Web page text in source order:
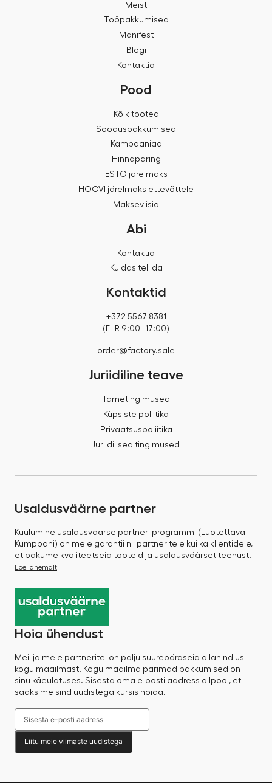
Meist
Tööpakkumised
Manifest
Blogi
Kontaktid
Pood
Kõik tooted
Sooduspakkumised
Kampaaniad
Hinnapäring
ESTO järelmaks
HOOVI järelmaks ettevõttele
Makseviisid
Abi
Kontaktid
Kuidas tellida
Kontaktid
+372 5567 8381
(E–R 9:00–17:00)
order@factory.sale
Juriidiline teave
Tarnetingimused
Küpsiste poliitika
Privaatsuspoliitika
Juriidilised tingimused
Usaldusväärne partner
Kuulumine usaldusväärse partneri programmi (Luotettava
Kumppani) on meie garantii nii partneritele kui ka klientidele,
et pakume kvaliteetseid tooteid ja usaldusväärset teenust.
Loe lähemalt
Hoia ühendust
Meil ja meie partneritel on palju suurepäraseid allahindlusi
kogu maailmast. Kogu maailma parimad pakkumised on
sinu käeulatuses. Sisesta oma e-posti aadress allpool, et
saaksime sind uudistega kursis hoida.
Liitu meie viimaste uudistega